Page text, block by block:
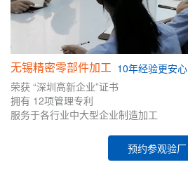
无锡精密零部件加工 10年经验更安心
荣获 “深圳高新企业”证书
拥有 12项管理专利
服务于各行业中大型企业制造加工
预约参观验厂